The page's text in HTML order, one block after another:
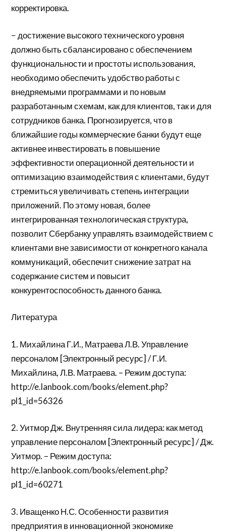
корректировка.
− достижение высокого технического уровня
должно быть сбалансировано с обеспечением
функциональности и простоты использования,
необходимо обеспечить удобство работы с
внедряемыми программами и по новым
разработанным схемам, как для клиентов, так и для
сотрудников банка. Прогнозируется, что в
ближайшие годы коммерческие банки будут еще
активнее инвестировать в повышение
эффективности операционной деятельности и
оптимизацию взаимодействия с клиентами, будут
стремиться увеличивать степень интеграции
приложений. По этому новая, более
интегрированная технологическая структура,
позволит Сбербанку управлять взаимодействием с
клиентами вне зависимости от конкретного канала
коммуникаций, обеспечит снижение затрат на
содержание систем и повысит
конкурентоспособность данного банка.
Литература
1. Михайлина Г.И., Матраева Л.В. Управление
персоналом [Электронный ресурс] / Г.И.
Михайлина, Л.В. Матраева. – Режим доступа:
http://e.lanbook.com/books/element.php?
pl1_id=56326
2. Уитмор Дж. Внутренняя сила лидера: как метод
управление персоналом [Электронный ресурс] / Дж.
Уитмор. – Режим доступа:
http://e.lanbook.com/books/element.php?
pl1_id=60271
3. Иващенко Н.С. Особенности развития
предприятия в инновационной экономике